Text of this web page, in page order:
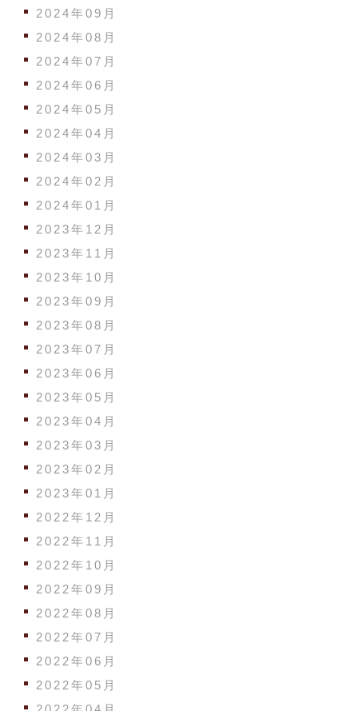
2024年09月
2024年08月
2024年07月
2024年06月
2024年05月
2024年04月
2024年03月
2024年02月
2024年01月
2023年12月
2023年11月
2023年10月
2023年09月
2023年08月
2023年07月
2023年06月
2023年05月
2023年04月
2023年03月
2023年02月
2023年01月
2022年12月
2022年11月
2022年10月
2022年09月
2022年08月
2022年07月
2022年06月
2022年05月